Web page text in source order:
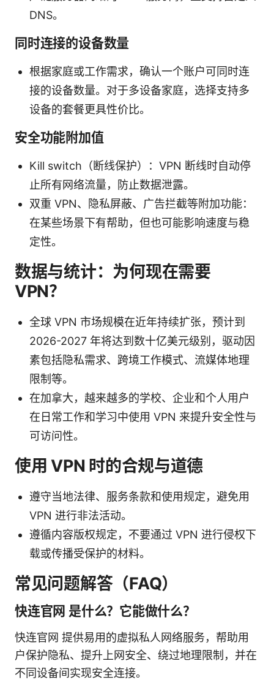
DNS。
同时连接的设备数量
根据家庭或工作需求，确认一个账户可同时连
接的设备数量。对于多设备家庭，选择支持多
设备的套餐更具性价比。
安全功能附加值
Kill switch（断线保护）：VPN 断线时自动停
止所有网络流量，防止数据泄露。
双重 VPN、隐私屏蔽、广告拦截等附加功能：
在某些场景下有帮助，但也可能影响速度与稳
定性。
数据与统计：为何现在需要
VPN？
全球 VPN 市场规模在近年持续扩张，预计到
2026-2027 年将达到数十亿美元级别，驱动因
素包括隐私需求、跨境工作模式、流媒体地理
限制等。
在加拿大，越来越多的学校、企业和个人用户
在日常工作和学习中使用 VPN 来提升安全性与
可访问性。
使用 VPN 时的合规与道德
遵守当地法律、服务条款和使用规定，避免用
VPN 进行非法活动。
遵循内容版权规定，不要通过 VPN 进行侵权下
载或传播受保护的材料。
常见问题解答（FAQ）
快连官网 是什么？它能做什么？
快连官网 提供易用的虚拟私人网络服务，帮助用
户保护隐私、提升上网安全、绕过地理限制，并在
不同设备间实现安全连接。